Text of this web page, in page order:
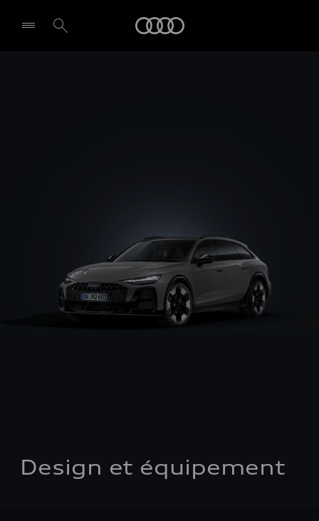
Design et équipement
Design et équipement